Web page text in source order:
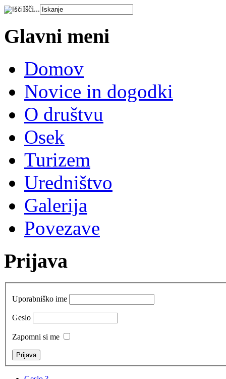
Išči...
Glavni meni
Domov
Novice in dogodki
O društvu
Osek
Turizem
Uredništvo
Galerija
Povezave
Prijava
Uporabniško ime
Geslo
Zapomni si me